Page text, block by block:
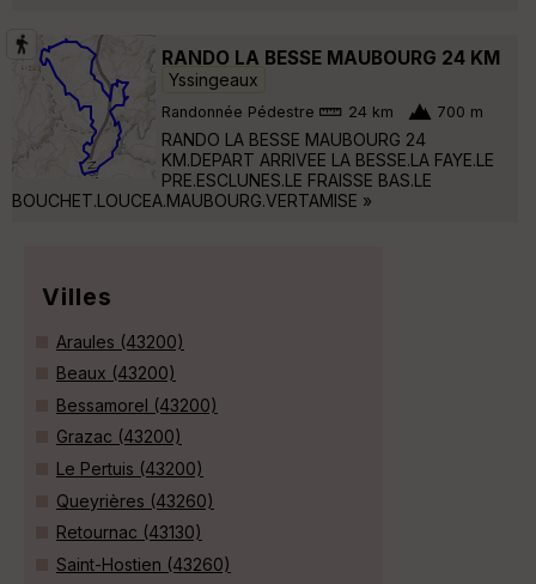
RANDO LA BESSE MAUBOURG 24 KM
Yssingeaux
Randonnée Pédestre 24 km 700 m
RANDO LA BESSE MAUBOURG 24
KM.DEPART ARRIVEE LA BESSE.LA FAYE.LE
PRE.ESCLUNES.LE FRAISSE BAS.LE
BOUCHET.LOUCEA.MAUBOURG.VERTAMISE »
Villes
Araules (43200)
Beaux (43200)
Bessamorel (43200)
Grazac (43200)
Le Pertuis (43200)
Queyrières (43260)
Retournac (43130)
Saint-Hostien (43260)